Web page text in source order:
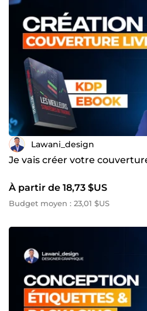
Lawani_design
Je vais créer votre
À partir de 18,73 $US
Budget moyen : 23,01 $US